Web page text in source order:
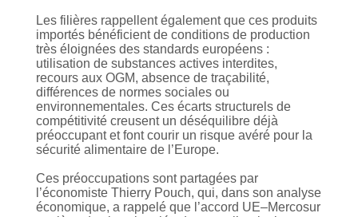
Les filières rappellent également que ces produits
importés bénéficient de conditions de production
très éloignées des standards européens :
utilisation de substances actives interdites,
recours aux OGM, absence de traçabilité,
différences de normes sociales ou
environnementales. Ces écarts structurels de
compétitivité creusent un déséquilibre déjà
préoccupant et font courir un risque avéré pour la
sécurité alimentaire de l’Europe.
Ces préoccupations sont partagées par
l’économiste Thierry Pouch, qui, dans son analyse
économique, a rappelé que l’accord UE–Mercosur